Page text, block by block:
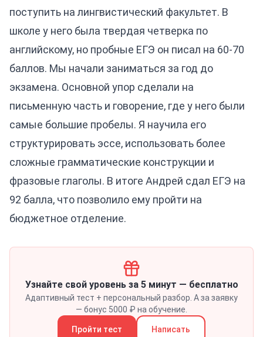
поступить на лингвистический факультет. В
школе у него была твердая четверка по
английскому, но пробные ЕГЭ он писал на 60-70
баллов. Мы начали заниматься за год до
экзамена. Основной упор сделали на
письменную часть и говорение, где у него были
самые большие пробелы. Я научила его
структурировать эссе, использовать более
сложные грамматические конструкции и
фразовые глаголы. В итоге Андрей сдал ЕГЭ на
92 балла, что позволило ему пройти на
бюджетное отделение.
Узнайте свой уровень за 5 минут — бесплатно
Адаптивный тест + персональный разбор. А за заявку
— бонус 5000 ₽ на обучение.
Пройти тест Написать